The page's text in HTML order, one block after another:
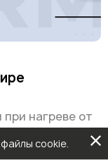
нагреве от
cookie.